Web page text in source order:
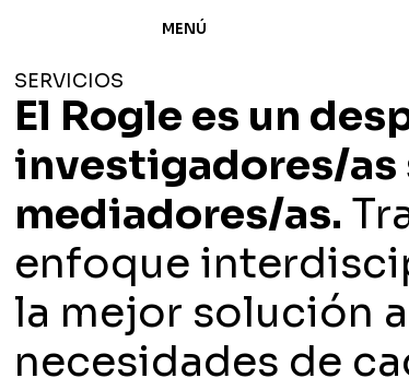
MENÚ
SERVICIOS
El Rogle es un
investigadores/as
mediadores/as.
enfoque
la mejor solución
necesidades de